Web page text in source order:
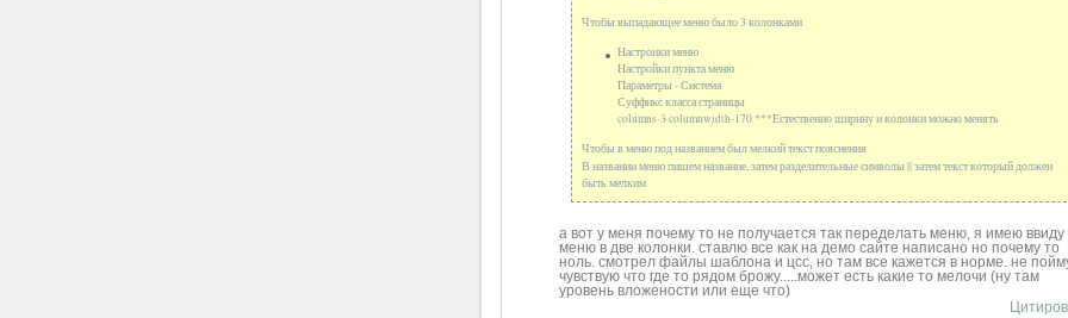
Чтобы выпадающее меню было 3 колонками
Настроики меню
Настройки пункта меню
Параметры - Система
Суффикс класса страницы
columns-3 columnwidth-170 ***Естественно ширину и колонки можно менять
Чтобы в меню под названием был мелкий текст пояснения
В названии меню пишем название, затем разделительные символы || затем текст который должен
быть мелким
а вот у меня почему то не получается так переделать меню, я имею ввиду
меню в две колонки. ставлю все как на демо сайте написано но почему то
ноль. смотрел файлы шаблона и цсс, но там все кажется в норме. не
чувствую что где то рядом брожу.....может есть какие то мелочи (ну там
уровень вложености или еще что)